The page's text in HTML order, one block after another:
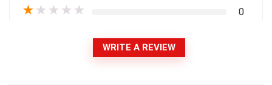
★ ★ ★ ★ ★ 0
WRITE A REVIEW